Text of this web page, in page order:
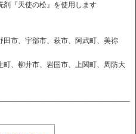
剤『天使の松』を使用します
市、宇部市、萩市、阿武町、美祢
、柳井市、岩国市、上関町、周防大